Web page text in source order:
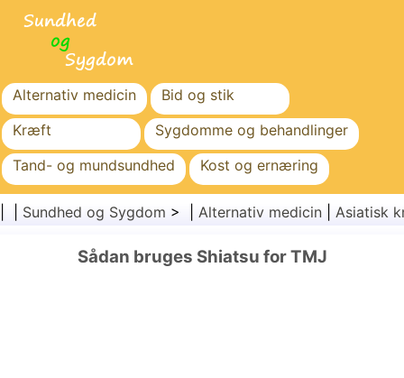
Alternativ medicin
Bid og stik
Kræft
Sygdomme og behandlinger
Tand- og mundsundhed
Kost og ernæring
Familiesundhed
Sundhedssektoren
Sundhed og Sygdom > | Alternativ medicin Asiatisk
Sådan bruges Shiatsu for TMJ